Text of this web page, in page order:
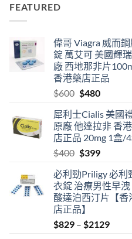
FEATURED
偉哥 Viagra 威而
錠 萬艾可 美國輝
廠 西地那非片
香港藥店正品
$600 Original
was:
$600.
$480Current
is:
$480.
犀利士Cialis 美國
原廠 他達拉非 香
店正品 20mg 1盒/
$400 Original
was:
$400.
$399Current
is:
$399.
必利勁Priligy 必利
衣錠 治療男性早洩
酸達泊西汀片【香
店正品】
$829 – $2129Price